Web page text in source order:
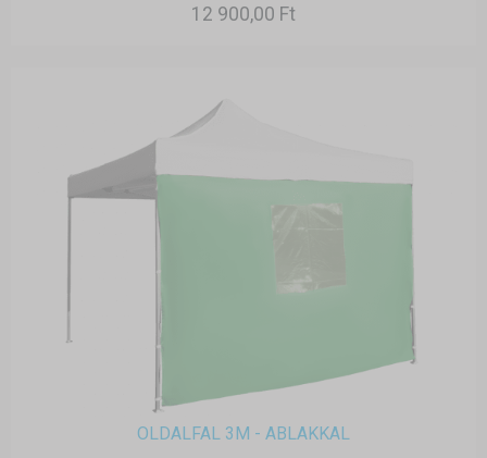
12 900,00 Ft
OLDALFAL 3M - ABLAKKAL